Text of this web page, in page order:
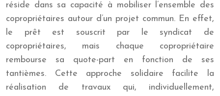
réside dans sa capacité à mobiliser l’ensemble des
copropriétaires autour d’un projet commun. En effet,
le prêt est souscrit par le syndicat de
copropriétaires, mais chaque copropriétaire
rembourse sa quote-part en fonction de ses
tantièmes. Cette approche solidaire facilite la
réalisation de travaux qui, individuellement,